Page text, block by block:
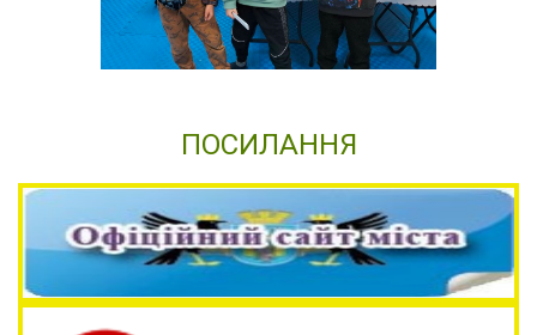
ПОСИЛАННЯ